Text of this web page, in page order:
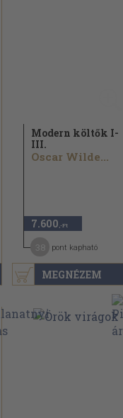
MEGNÉZEM
Modern költők I-
III.
Oscar Wilde...
7.600 ,-Ft
pont kapható